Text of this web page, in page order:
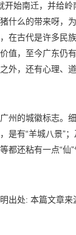
开始南迁，并给
什么的带来呀，
在古代是许多民
值，至今广东仍
外，还有心理、
州的城徽标志。
是有“羊城八景”
都还粘有一点“仙
出处: 本篇文章来